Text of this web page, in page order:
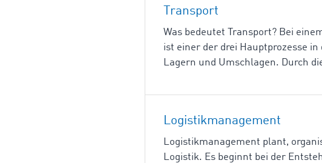
Transport
Was bedeutet Transport? Bei
ist einer der drei Hauptprozesse
Lagern und Umschlagen. Durch
Logistikmanagement
Logistikmanagement plant,
Logistik. Es beginnt bei der